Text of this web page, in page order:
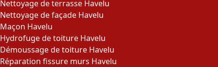
Nettoyage de terrasse Havelu
Nettoyage de façade Havelu
Maçon Havelu
Hydrofuge de toiture Havelu
Démoussage de toiture Havelu
Réparation fissure murs Havelu